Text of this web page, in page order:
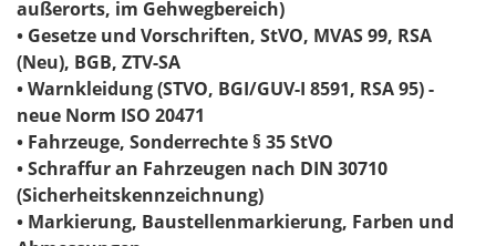
außerorts, im Gehwegbereich)
• Gesetze und Vorschriften, StVO, MVAS 99, RSA
(Neu), BGB, ZTV-SA
• Warnkleidung (STVO, BGI/GUV-I 8591, RSA 95) -
neue Norm ISO 20471
• Fahrzeuge, Sonderrechte § 35 StVO
• Schraffur an Fahrzeugen nach DIN 30710
(Sicherheitskennzeichnung)
• Markierung, Baustellenmarkierung, Farben und